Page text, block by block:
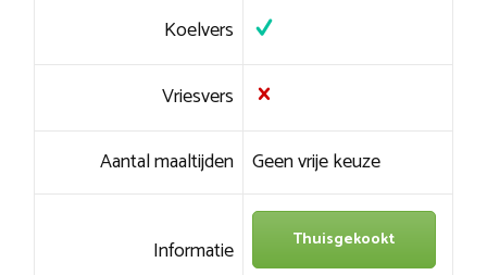
Koelvers
Vriesvers
Aantal maaltijden Geen vrije keuze
Informatie Thuisgekookt